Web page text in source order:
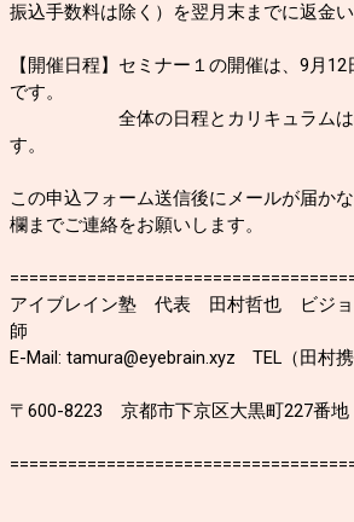
振込手数料は除く）を翌月末までに返金い
【開催日程】セミナー１の開催は、9月12
です。
全体の日程とカリキュラムはHP
す。
この申込フォーム送信後にメールが届か
欄までご連絡をお願いします。
アイブレイン塾 代表 田村哲也 ビジョ
師
E-Mail: tamura@eyebrain.xyz TEL（田村
〒600-8223 京都市下京区大黒町227番